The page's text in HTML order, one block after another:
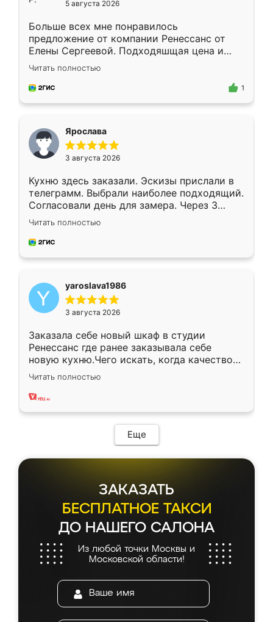
5 августа 2026
Больше всех мне понравилось
предложение от компании Ренессанс от
Елены Сергеевой. Подходяшщая цена и
короткие сроки изготовления. Приехавший
для замера сотрудник Владислав
предложил по моему эскизу самый
Читать полностью
1
Ярослава
3 августа 2026
Кухню здесь заказали. Эскизы прислали в
телеграмм. Выбрали наиболее подходящий.
Согласовали день для замера. Через 3
недели кухня была уже готова. Остались
довольны работой. Спасибо Ренессанс
мебель за качественную работу!
Читать полностью
yaroslava1986
3 августа 2026
Заказала себе новый шкаф в студии
Ренессанс где ранее заказывала себе
новую кухню.Чего искать, когда качеством
вполне довольна. Служит кухня уже почти
два года, нареканий нет.
Читать полностью
Еще
ЗАКАЗАТЬ
БЕСПЛАТНОЕ ТАКСИ
ДО НАШЕГО САЛОНА
Из любой точки Москвы и
Московской области!